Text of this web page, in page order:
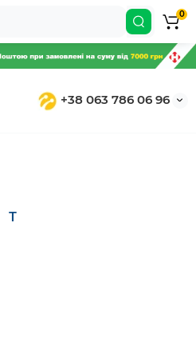
+38 063 786 06 96
0
Т